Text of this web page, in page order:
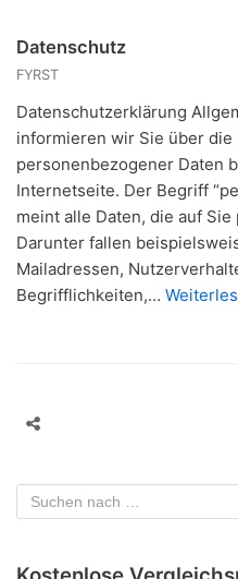
Datenschutz
FYRST
Datenschutzerklärung
informieren wir Sie über die
personenbezogener Daten
Internetseite. Der Begriff
meint alle Daten, die auf
Darunter fallen
Mailadressen,
Begrifflichkeiten,…